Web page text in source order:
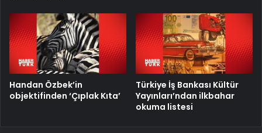
Handan Özbek’in
objektifinden ‘Çıplak Kıta’
Türkiye İş Bankası Kültür
Yayınları’ndan ilkbahar
okuma listesi